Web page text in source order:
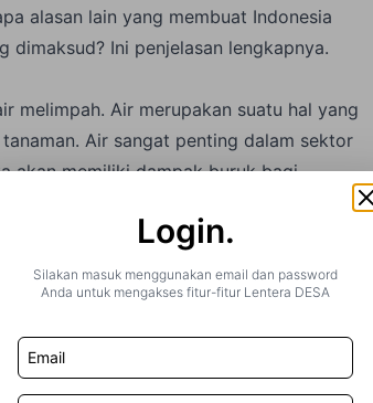
Login.
Silakan masuk menggunakan email dan password
Anda untuk mengakses fitur-fitur Lentera DESA
alasan lain yang membuat Indonesia
dimaksud? Ini penjelasan lengkapnya.
melimpah. Air merupakan suatu hal yang
Air sangat penting dalam sektor
akan memiliki dampak buruk bagi
karena kehabisan air, tanaman bisa saja
yang cukup. Negara Indonesia ini
mendapat julukan negara agraris.
menghabiskan berbagai jenis tanaman
beragam. Ada tanaman pangan,
Sebagian bahkan diekspor ke luar